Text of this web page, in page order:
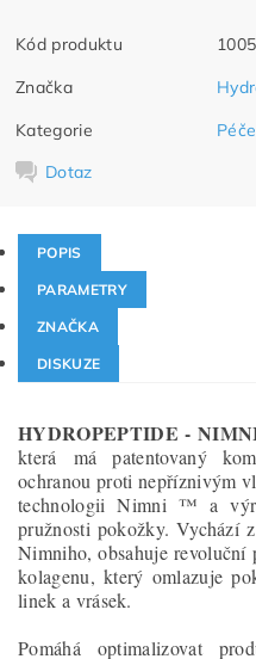
Kód produktu
1005
Značka
Kategorie
Dotaz
POPIS
PARAMETRY
ZNAČKA
DISKUZE
HYDROPEPTIDE -
která má patentovaný
ochranou proti nepříznivým
technologii Nimni ™ a
pružnosti pokožky. Vychází
Nimniho, obsahuje revoluční
kolagenu, který omlazuje
linek a vrásek.
Pomáhá optimalizovat